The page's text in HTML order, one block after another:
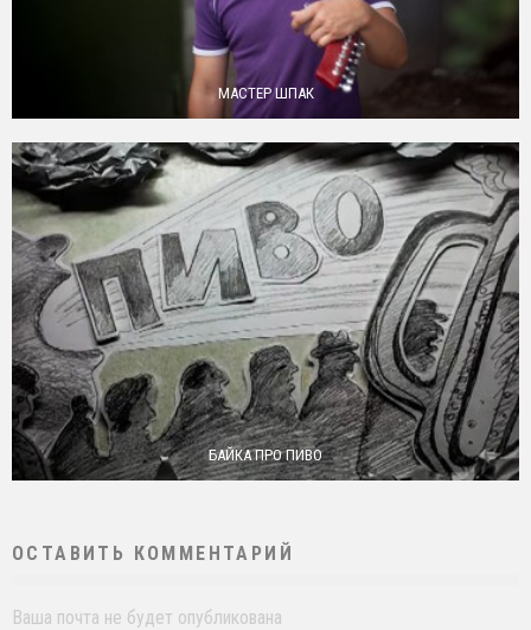
МАСТЕР ШПАК
БАЙКА ПРО ПИВО
ОСТАВИТЬ КОММЕНТАРИЙ
Ваша почта не будет опубликована